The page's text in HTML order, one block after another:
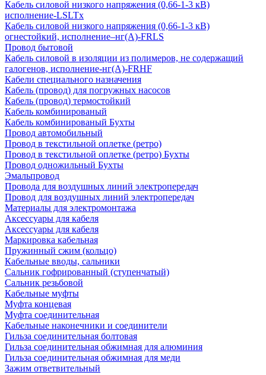
Кабель силовой низкого напряжения (0,66-1-3 кВ)
исполнение-LSLTx
Кабель силовой низкого напряжения (0,66-1-3 кВ)
огнестойкий, исполнение–нг(А)-FRLS
Провод бытовой
Кабель силовой в изоляции из полимеров, не содержащий
галогенов, исполнение-нг(А)-FRHF
Кабели специального назначения
Кабель (провод) для погружных насосов
Кабель (провод) термостойкий
Кабель комбинированый
Кабель комбинированый Бухты
Провод автомобильный
Провод в текстильной оплетке (ретро)
Провод в текстильной оплетке (ретро) Бухты
Провод одножильный Бухты
Эмальпровод
Провода для воздушных линий электропередач
Провод для воздушных линий электропередач
Материалы для электромонтажа
Аксессуары для кабеля
Аксессуары для кабеля
Маркировка кабельная
Пружинный сжим (кольцо)
Кабельные вводы, сальники
Сальник гофрированный (ступенчатый)
Сальник резьбовой
Кабельные муфты
Муфта концевая
Муфта соединительная
Кабельные наконечники и соединители
Гильза соединительная болтовая
Гильза соединительная обжимная для алюминия
Гильза соединительная обжимная для меди
Зажим ответвительный